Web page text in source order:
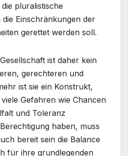
pluralistische
Einschränkungen der
gerettet werden soll.
ist daher kein
gerechteren und
ist sie ein Konstrukt,
Gefahren wie Chancen
und Toleranz
haben, muss
bereit sein die Balance
für ihre grundlegenden